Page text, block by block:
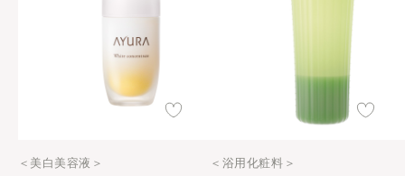
＜美白美容液＞ ＜浴用化粧料＞